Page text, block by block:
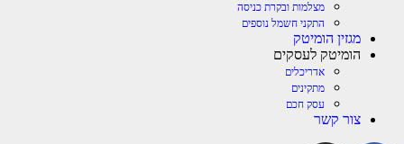
מצלמות ובקרת כניסה
התקני חשמל נוספים
מגזין הומיטק
הומיטק לעסקים
אדריכלים
מתקינים
עסק חכם
צור קשר